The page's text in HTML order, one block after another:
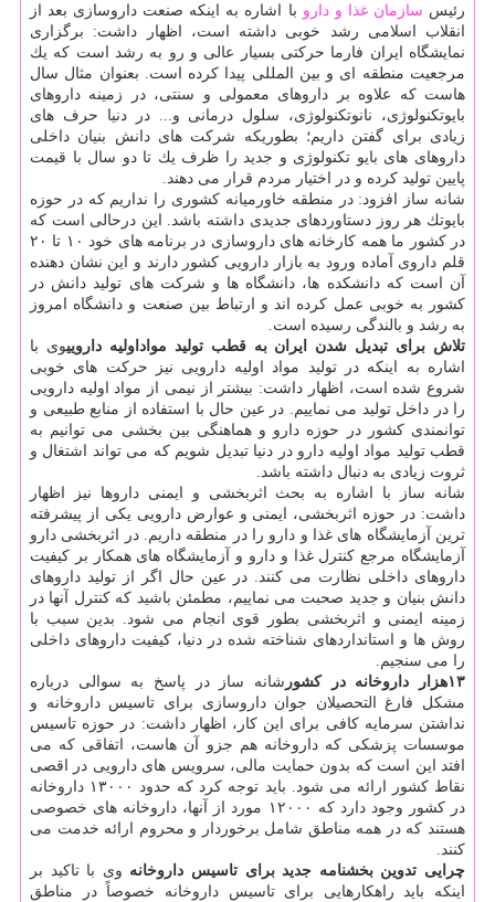
رئیس سازمان غذا و دارو با اشاره به اینكه صنعت داروسازی بعد از
انقلاب اسلامی رشد خوبی داشته است، اظهار داشت: برگزاری
نمایشگاه ایران فارما حركتی بسیار عالی و رو به رشد است كه یك
مرجعیت منطقه ای و بین المللی پیدا كرده است. بعنوان مثال سال
هاست كه علاوه بر داروهای معمولی و سنتی، در زمینه داروهای
بایوتكنولوژی، نانوتكنولوژی، سلول درمانی و... در دنیا حرف های
زیادی برای گفتن داریم؛ بطوریكه شركت های دانش بنیان داخلی
داروهای های بایو تكنولوژی و جدید را ظرف یك تا دو سال با قیمت
پایین تولید كرده و در اختیار مردم قرار می دهند.
شانه ساز افزود: در منطقه خاورمیانه كشوری را نداریم كه در حوزه
بایوتك هر روز دستاوردهای جدیدی داشته باشد. این درحالی است كه
در كشور ما همه كارخانه های داروسازی در برنامه های خود ۱۰ تا ۲۰
قلم داروی آماده ورود به بازار دارویی كشور دارند و این نشان دهنده
آن است كه دانشكده ها، دانشگاه ها و شركت های تولید دانش در
كشور به خوبی عمل كرده اند و ارتباط بین صنعت و دانشگاه امروز
به رشد و بالندگی رسیده است.
تلاش برای تبدیل شدن ایران به قطب تولید مواداولیه داروییوی با
اشاره به اینكه در تولید مواد اولیه دارویی نیز حركت های خوبی
شروع شده است، اظهار داشت: بیشتر از نیمی از مواد اولیه دارویی
را در داخل تولید می نماییم. در عین حال با استفاده از منابع طبیعی و
توانمندی كشور در حوزه دارو و هماهنگی بین بخشی می توانیم به
قطب تولید مواد اولیه دارو در دنیا تبدیل شویم كه می تواند اشتغال و
ثروت زیادی به دنبال داشته باشد.
شانه ساز با اشاره به بحث اثربخشی و ایمنی داروها نیز اظهار
داشت: در حوزه اثربخشی، ایمنی و عوارض دارویی یكی از پیشرفته
ترین آزمایشگاه های غذا و دارو را در منطقه داریم. در اثربخشی دارو
آزمایشگاه مرجع كنترل غذا و دارو و آزمایشگاه های همكار بر كیفیت
داروهای داخلی نظارت می كنند. در عین حال اگر از تولید داروهای
دانش بنیان و جدید صحبت می نماییم، مطمئن باشید كه كنترل آنها در
زمینه ایمنی و اثربخشی بطور قوی انجام می شود. بدین سبب با
روش ها و استانداردهای شناخته شده در دنیا، كیفیت داروهای داخلی
را می سنجیم.
۱۳هزار داروخانه در كشور
شانه ساز در پاسخ به سوالی درباره
مشكل فارغ التحصیلان جوان داروسازی برای تاسیس داروخانه و
نداشتن سرمایه كافی برای این كار، اظهار داشت: در حوزه تاسیس
موسسات پزشكی كه داروخانه هم جزو آن هاست، اتفاقی كه می
افتد این است كه بدون حمایت مالی، سرویس های دارویی در اقصی
نقاط كشور ارائه می شود. باید توجه كرد كه حدود ۱۳۰۰۰ داروخانه
در كشور وجود دارد كه ۱۲۰۰۰ مورد از آنها، داروخانه های خصوصی
هستند كه در همه مناطق شامل برخوردار و محروم ارائه خدمت می
كنند.
چرایی تدوین بخشنامه جدید برای تاسیس داروخانه وی با تاكید بر
اینكه باید راهكارهایی برای تاسیس داروخانه خصوصاً در مناطق